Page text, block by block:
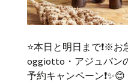
⭐️本日と明日まで❗️※お
oggiotto・アジュバン
予約キャンペーン❗️✨😊